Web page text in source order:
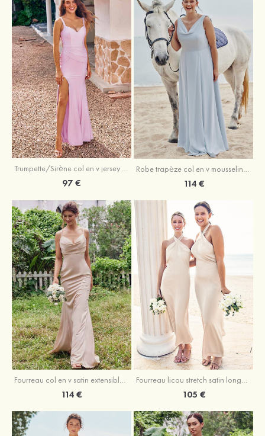
Trumpette/Sirène col en v jersey ras du sol robe de demoiselle d'honneur
97 € 114 €
Fourreau col en v satin extensible ras du sol robe de demoiselle d'honneur
114 €
Fourreau licou stretch satin longueur cheville robe de demoiselle d'honneur
105 €